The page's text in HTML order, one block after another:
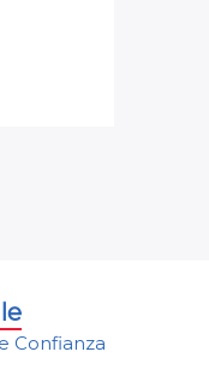
Confianza